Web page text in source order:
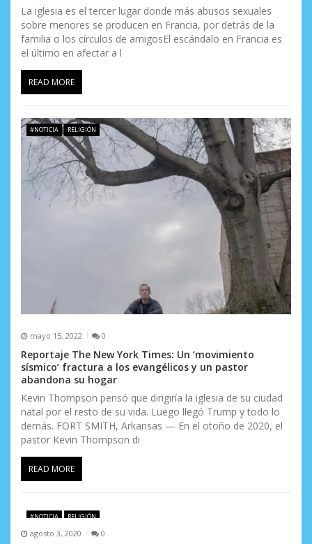
La iglesia es el tercer lugar donde más abusos sexuales
sobre menores se producen en Francia, por detrás de la
familia o los círculos de amigosEl escándalo en Francia es
el último en afectar a l
READ MORE
#NOTICIA RELIGIÓN
mayo 15, 2022 0
Reportaje The New York Times: Un ‘movimiento
sísmico’ fractura a los evangélicos y un pastor
abandona su hogar
Kevin Thompson pensó que dirigiría la iglesia de su ciudad
natal por el resto de su vida. Luego llegó Trump y todo lo
demás. FORT SMITH, Arkansas — En el otoño de 2020, el
pastor Kevin Thompson di
READ MORE
#NOTICIA RELIGIÓN
agosto 3, 2020 0